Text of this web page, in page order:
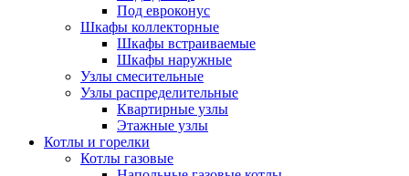
Под евроконус
Шкафы коллекторные
Шкафы встраиваемые
Шкафы наружные
Узлы смесительные
Узлы распределительные
Квартирные узлы
Этажные узлы
Котлы и горелки
Котлы газовые